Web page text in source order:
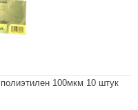
100мкм 10 штук